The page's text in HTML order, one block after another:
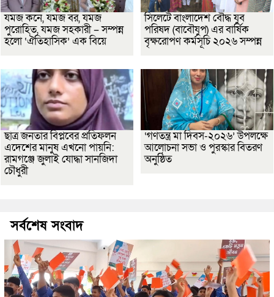
যমজ কনে, যমজ বর, যমজ
পুরোহিত, যমজ সহকারী – সম্পন্ন
হলো ‘ঐতিহাসিক’ এক বিয়ে
সিলেটে বাংলাদেশ বৌদ্ধ যুব
পরিষদ (বাবৌযুপ) এর বার্ষিক
বৃক্ষরোপণ কর্মসূচি ২০২৬ সম্পন্ন
ছাত্র জনতার বিপ্লবের প্রতিফলন
এদেশের মানুষ এখনো পায়নি:
রামগঞ্জে জুলাই যোদ্ধা সানজিদা
চৌধুরী
‘গণতন্ত্র মা দিবস-২০২৬’ উপলক্ষে
আলোচনা সভা ও পুরস্কার বিতরণ
অনুষ্ঠিত
সর্বশেষ সংবাদ